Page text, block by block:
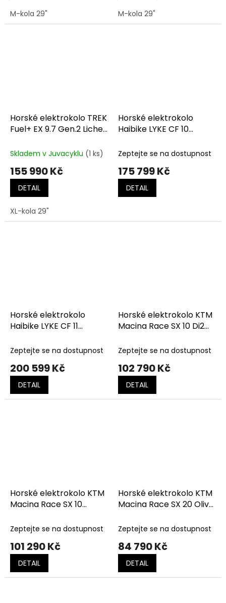
M-kola 29" M-kola 29"
Horské elektrokolo TREK
Fuel+ EX 9.7 Gen.2 Lichen
Splatter
Skladem v Juvacyklu (1 ks)
155 990 Kč
DETAIL
XL-kola 29"
Horské elektrokolo
Haibike LYKE CF 10
Zeptejte se na dostupnost
175 799 Kč
DETAIL
Horské elektrokolo
Haibike LYKE CF 11
Gloss
Zeptejte se na dostupnost
200 599 Kč
DETAIL
Horské elektrokolo KTM
Macina Race SX 10 Di2
Zeptejte se na dostupnost
102 790 Kč
DETAIL
Horské elektrokolo KTM
Macina Race SX 10
Zeptejte se na dostupnost
101 290 Kč
DETAIL
Horské elektrokolo KTM
Macina Race SX 20 Olive
Zeptejte se na dostupnost
84 790 Kč
DETAIL